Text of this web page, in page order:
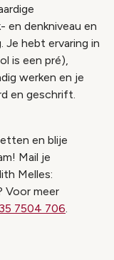
en denkniveau en
Je hebt ervaring in
is een pré),
werken en je
en geschrift.
en blije
Mail je
Melles:
Voor meer
7504 706.